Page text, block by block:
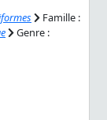
Famille :
Genre :